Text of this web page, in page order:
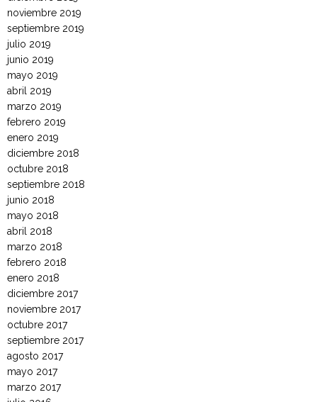
noviembre 2019
septiembre 2019
julio 2019
junio 2019
mayo 2019
abril 2019
marzo 2019
febrero 2019
enero 2019
diciembre 2018
octubre 2018
septiembre 2018
junio 2018
mayo 2018
abril 2018
marzo 2018
febrero 2018
enero 2018
diciembre 2017
noviembre 2017
octubre 2017
septiembre 2017
agosto 2017
mayo 2017
marzo 2017